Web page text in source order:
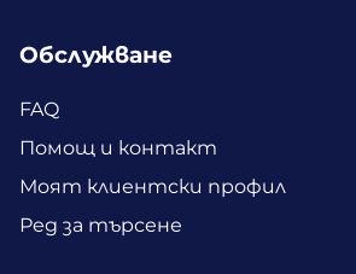
Обслужване
FAQ
Помощ и контакт
Моят клиентски профил
Ред за търсене